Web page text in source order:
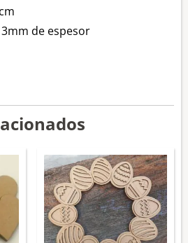
de espesor